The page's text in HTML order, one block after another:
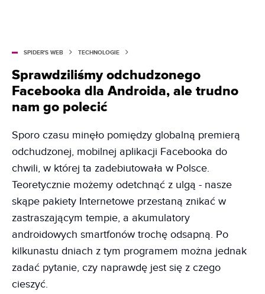
SPIDER'S WEB TECHNOLOGIE
Sprawdziliśmy odchudzonego
Facebooka dla Androida, ale trudno
nam go polecić
Sporo czasu minęło pomiędzy globalną premierą
odchudzonej, mobilnej aplikacji Facebooka do
chwili, w której ta zadebiutowała w Polsce.
Teoretycznie możemy odetchnąć z ulgą - nasze
skąpe pakiety Internetowe przestaną znikać w
zastraszającym tempie, a akumulatory
androidowych smartfonów trochę odsapną. Po
kilkunastu dniach z tym programem można jednak
zadać pytanie, czy naprawdę jest się z czego
cieszyć.